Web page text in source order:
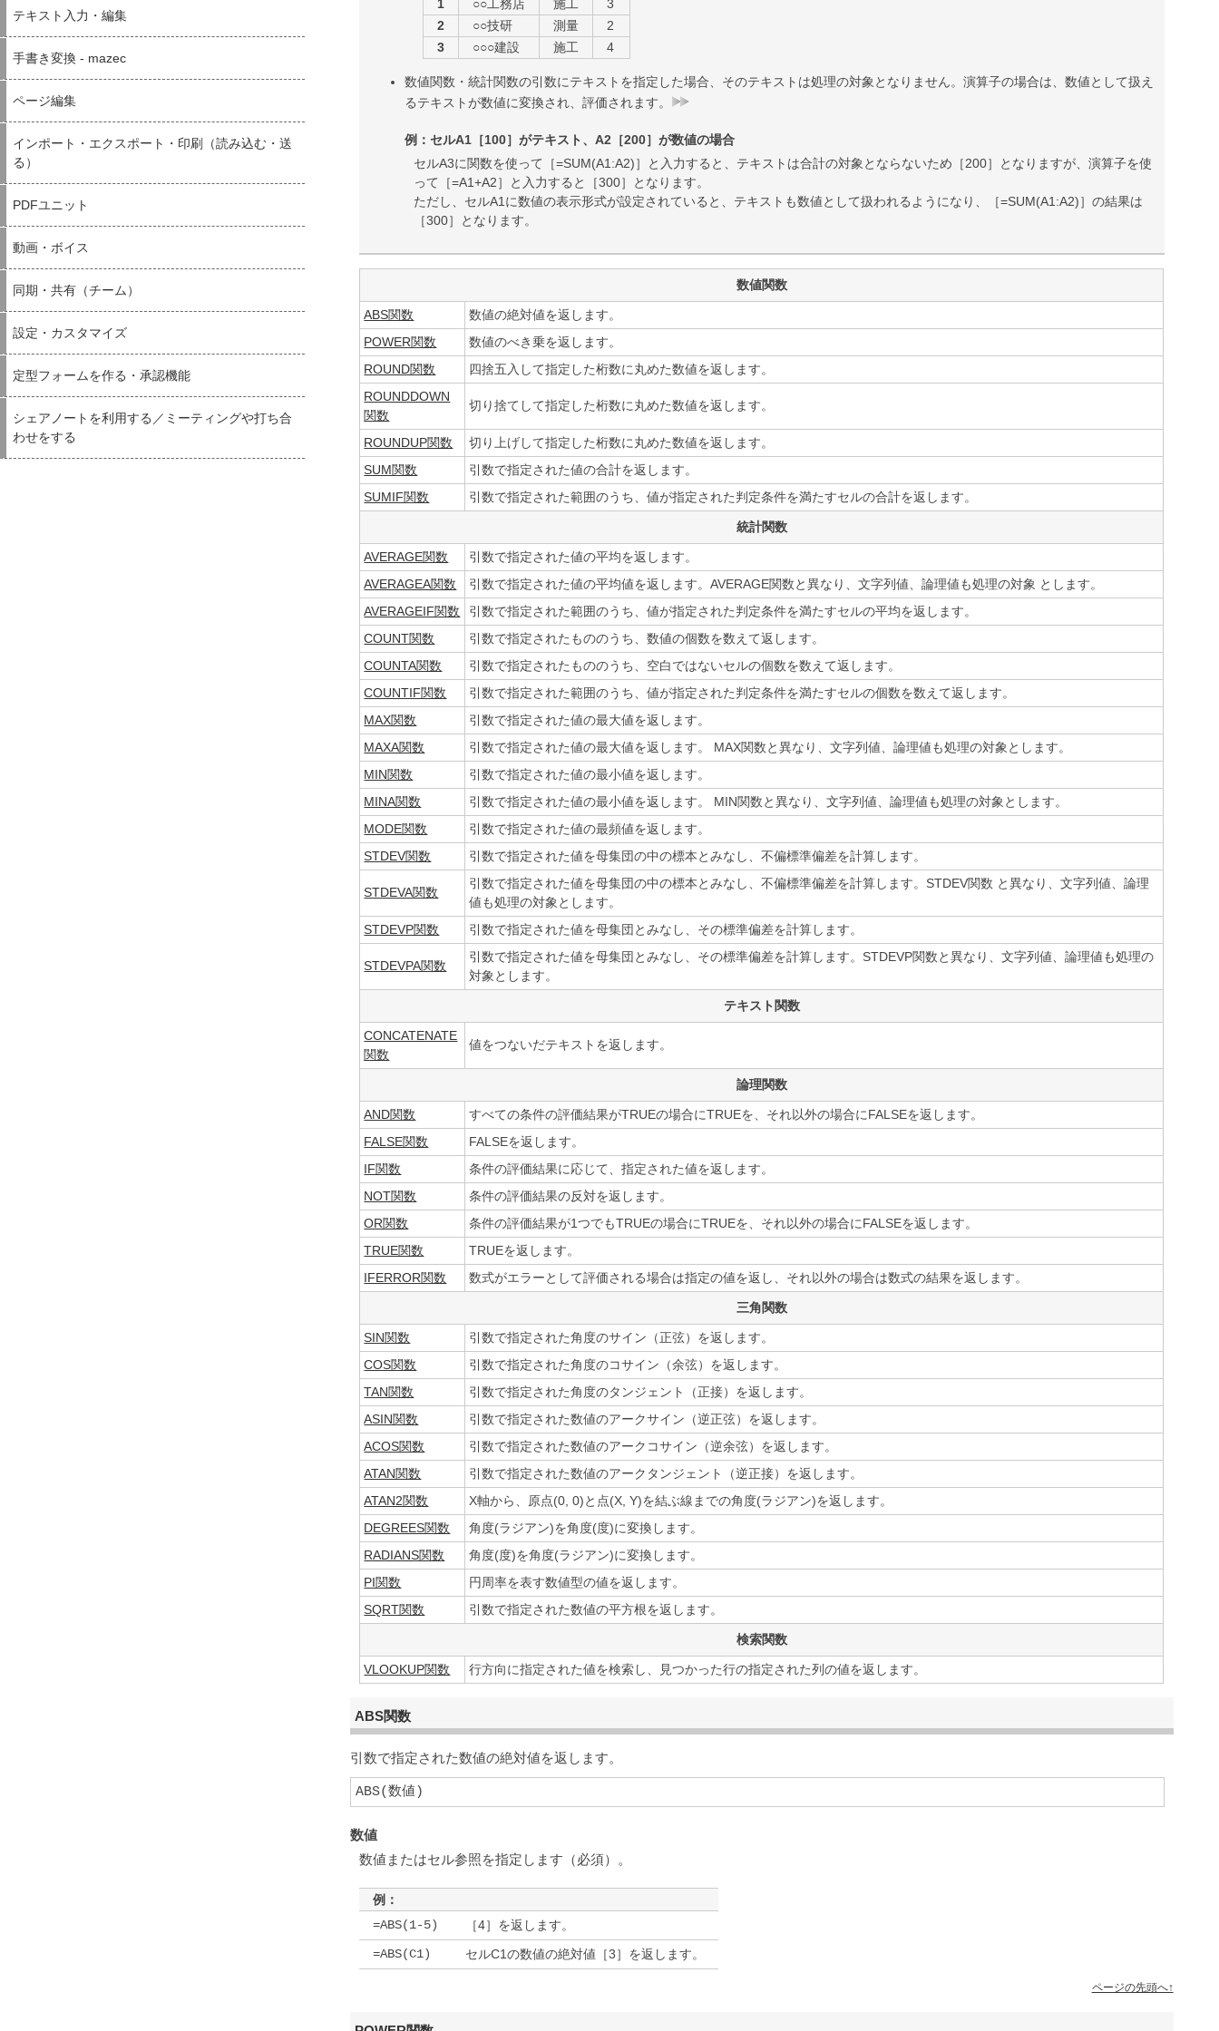
1 ○○工務店 施工
3
2
○○技研 測量
2
3
○○○建設 施工 4
数値関数・統計関数の引数にテキストを指定した場合、そのテキストは処理の対象となりません。演算子の場合は、数値として扱え
るテキストが数値に変換され、評価されます。
例：セルA1［100］がテキスト、A2［200］が数値の場合
セルA3に関数を使って［=SUM(A1:A2)］と入力すると、テキストは合計の対象とならないため［200］となりますが、演算子を使
って［=A1+A2］と入力すると［300］となります。
ただし、セルA1に数値の表示形式が設定されていると、テキストも数値として扱われるようになり、［=SUM(A1:A2)］の結果は
［300］となります。
数値関数
ABS関数
数値の絶対値を返します。
POWER関数
数値のべき乗を返します。
ROUND関数
四捨五入して指定した桁数に丸めた数値を返します。
ROUNDDOWN
関数
切り捨てして指定した桁数に丸めた数値を返します。
ROUNDUP関数
切り上げして指定した桁数に丸めた数値を返します。
SUM関数
引数で指定された値の合計を返します。
SUMIF関数
引数で指定された範囲のうち、値が指定された判定条件を満たすセルの合計を返します。
統計関数
AVERAGE関数
引数で指定された値の平均を返します。
AVERAGEA関数
引数で指定された値の平均値を返します。AVERAGE関数と異なり、文字列値、論理値も処理の対象 とします。
AVERAGEIF関数
引数で指定された範囲のうち、値が指定された判定条件を満たすセルの平均を返します。
COUNT関数
引数で指定されたもののうち、数値の個数を数えて返します。
COUNTA関数
引数で指定されたもののうち、空白ではないセルの個数を数えて返します。
COUNTIF関数
引数で指定された範囲のうち、値が指定された判定条件を満たすセルの個数を数えて返します。
MAX関数
引数で指定された値の最大値を返します。
MAXA関数
引数で指定された値の最大値を返します。 MAX関数と異なり、文字列値、論理値も処理の対象とします。
MIN関数
引数で指定された値の最小値を返します。
MINA関数
引数で指定された値の最小値を返します。 MIN関数と異なり、文字列値、論理値も処理の対象とします。
MODE関数
引数で指定された値の最頻値を返します。
STDEV関数
引数で指定された値を母集団の中の標本とみなし、不偏標準偏差を計算します。
STDEVA関数
引数で指定された値を母集団の中の標本とみなし、不偏標準偏差を計算します。STDEV関数 と異なり、文字列値、論理
値も処理の対象とします。
STDEVP関数
引数で指定された値を母集団とみなし、その標準偏差を計算します。
STDEVPA関数
引数で指定された値を母集団とみなし、その標準偏差を計算します。STDEVP関数と異なり、文字列値、論理値も処理の
対象とします。
テキスト関数
CONCATENATE
関数
値をつないだテキストを返します。
論理関数
AND関数
すべての条件の評価結果がTRUEの場合にTRUEを、それ以外の場合にFALSEを返します。
FALSE関数
FALSEを返します。
IF関数
条件の評価結果に応じて、指定された値を返します。
NOT関数
条件の評価結果の反対を返します。
OR関数
条件の評価結果が1つでもTRUEの場合にTRUEを、それ以外の場合にFALSEを返します。
TRUE関数
TRUEを返します。
IFERROR関数
数式がエラーとして評価される場合は指定の値を返し、それ以外の場合は数式の結果を返します。
三角関数
SIN関数
引数で指定された角度のサイン（正弦）を返します。
COS関数
引数で指定された角度のコサイン（余弦）を返します。
TAN関数
引数で指定された角度のタンジェント（正接）を返します。
ASIN関数
引数で指定された数値のアークサイン（逆正弦）を返します。
ACOS関数
引数で指定された数値のアークコサイン（逆余弦）を返します。
ATAN関数
引数で指定された数値のアークタンジェント（逆正接）を返します。
ATAN2関数
X軸から、原点(0, 0)と点(X, Y)を結ぶ線までの角度(ラジアン)を返します。
DEGREES関数
角度(ラジアン)を角度(度)に変換します。
RADIANS関数
角度(度)を角度(ラジアン)に変換します。
PI関数
円周率を表す数値型の値を返します。
SQRT関数
引数で指定された数値の平方根を返します。
検索関数
VLOOKUP関数 行方向に指定された値を検索し、見つかった行の指定された列の値を返します。
ABS関数
引数で指定された数値の絶対値を返します。
ABS(数値)
数値
数値またはセル参照を指定します（必須）。
例：
=ABS(1-5)
［4］を返します。
=ABS(C1)
セルC1の数値の絶対値［3］を返します。
ページの先頭へ↑
テキスト入力・編集
手書き変換 - mazec
ページ編集
インポート・エクスポート・印刷（読み込む・送
る）
PDFユニット
動画・ボイス
同期・共有（チーム）
設定・カスタマイズ
定型フォームを作る・承認機能
シェアノートを利用する／ミーティングや打ち合
わせをする